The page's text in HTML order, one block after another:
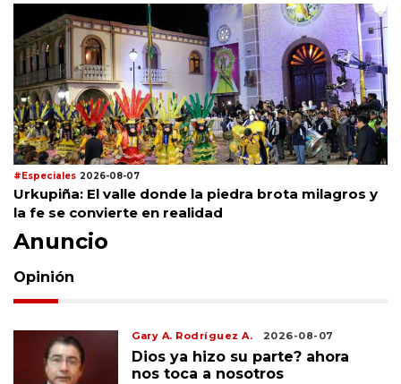
#Especiales 2026-08-07
Urkupiña: El valle donde la piedra brota milagros y
la fe se convierte en realidad
Anuncio
Opinión
Gary A. Rodríguez A. 2026-08-07
Dios ya hizo su parte? ahora
nos toca a nosotros